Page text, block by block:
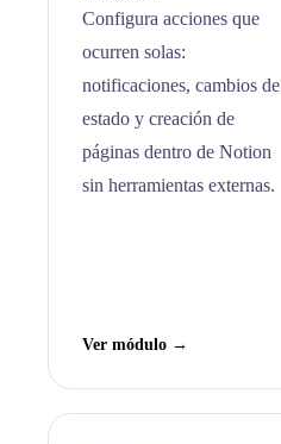
Configura acciones que
ocurren solas:
notificaciones, cambios de
estado y creación de
páginas dentro de Notion
sin herramientas externas.
Ver módulo →